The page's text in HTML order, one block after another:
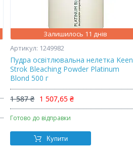
Залишилось 11 днів
1249982
Пудра освітлювальна нелетка Keen
Strok Bleaching Powder Platinum
Blond 500 г
1 587 ₴ 1 507,65 ₴
Готово до відправки
Купити